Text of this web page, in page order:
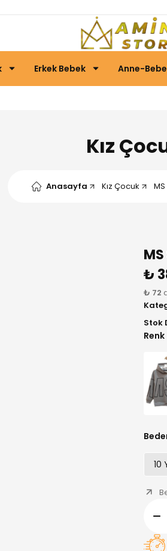
Erkek Bebek Anne-
Kız
Anasayfa Kız Çocuk
₺
₺ 72
Stok
Renk
10